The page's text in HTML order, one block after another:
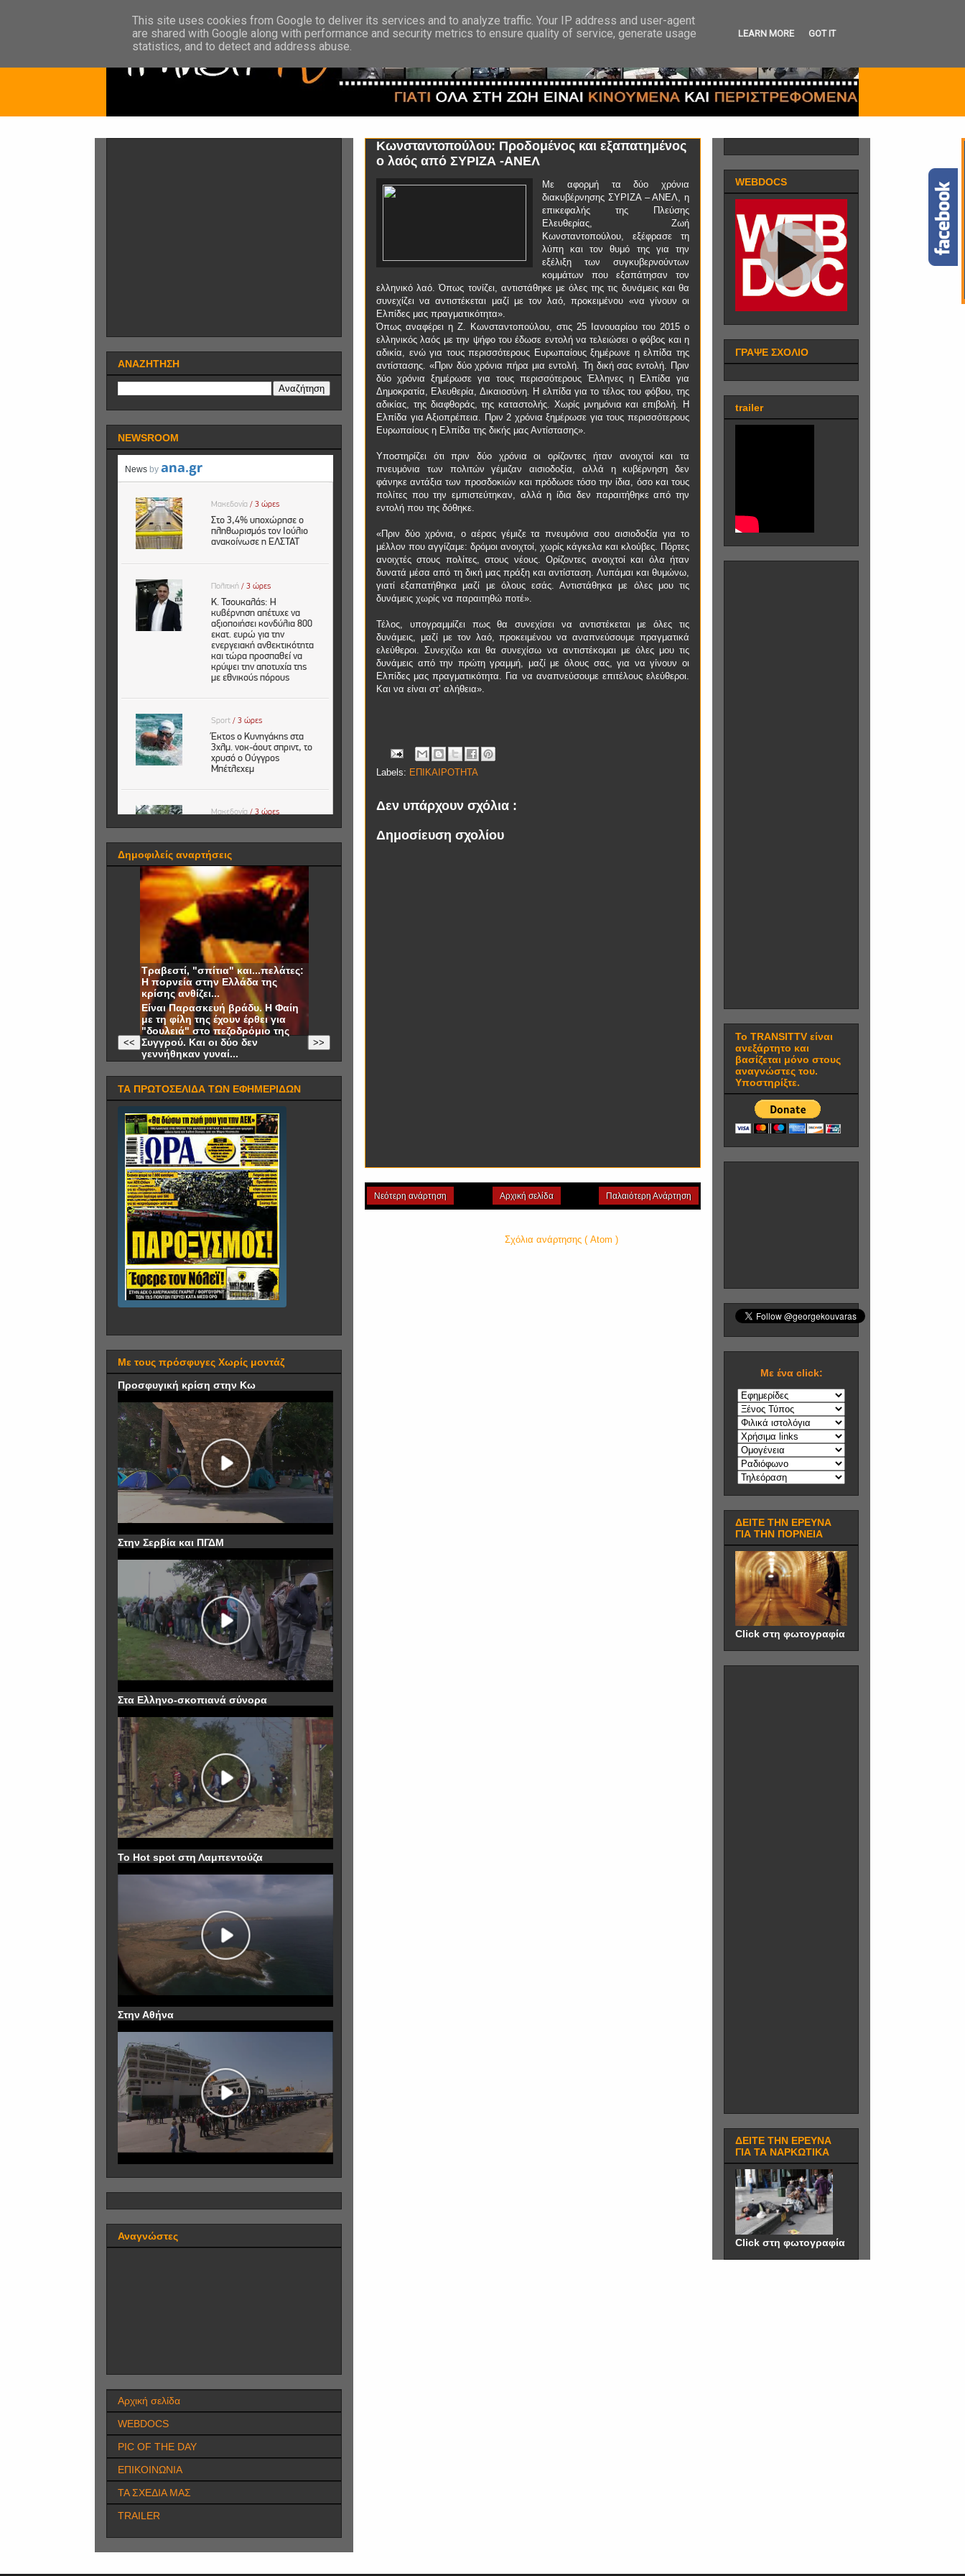
Κωνσταντοπούλου: Προδομένος και εξαπατημένος
ο λαός από ΣΥΡΙΖΑ -ΑΝΕΛ
Με αφορμή τα δύο χρόνια
διακυβέρνησης ΣΥΡΙΖΑ – ΑΝΕΛ, η
επικεφαλής της Πλεύσης
Ελευθερίας, Ζωή
Κωνσταντοπούλου, εξέφρασε τη
λύπη και τον θυμό της για την
εξέλιξη των συγκυβερνούντων
κομμάτων που εξαπάτησαν τον
ελληνικό λαό. Όπως τονίζει, αντιστάθηκε με όλες της τις δυνάμεις και θα
συνεχίζει να αντιστέκεται μαζί με τον λαό, προκειμένου «να γίνουν οι
Ελπίδες μας πραγματικότητα».
Όπως αναφέρει η Ζ. Κωνσταντοπούλου, στις 25 Ιανουαρίου του 2015 ο
ελληνικός λαός με την ψήφο του έδωσε εντολή να τελειώσει ο φόβος και η
αδικία, ενώ για τους περισσότερους Ευρωπαίους ξημέρωνε η ελπίδα της
αντίστασης. «Πριν δύο χρόνια πήρα μια εντολή. Τη δική σας εντολή. Πριν
δύο χρόνια ξημέρωσε για τους περισσότερους Έλληνες η Ελπίδα για
Δημοκρατία, Ελευθερία, Δικαιοσύνη. Η ελπίδα για το τέλος του φόβου, της
αδικίας, της διαφθοράς, της καταστολής. Χωρίς μνημόνια και επιβολή. Η
Ελπίδα για Αξιοπρέπεια. Πριν 2 χρόνια ξημέρωσε για τους περισσότερους
Ευρωπαίους η Ελπίδα της δικής μας Αντίστασης».
Υποστηρίζει ότι πριν δύο χρόνια οι ορίζοντες ήταν ανοιχτοί και τα
πνευμόνια των πολιτών γέμιζαν αισιοδοξία, αλλά η κυβέρνηση δεν
φάνηκε αντάξια των προσδοκιών και πρόδωσε τόσο την ίδια, όσο και τους
πολίτες που την εμπιστεύτηκαν, αλλά η ίδια δεν παραιτήθηκε από την
εντολή που της δόθηκε.
«Πριν δύο χρόνια, ο αέρας γέμιζε τα πνευμόνια σου αισιοδοξία για το
μέλλον που αγγίζαμε: δρόμοι ανοιχτοί, χωρίς κάγκελα και κλούβες. Πόρτες
ανοιχτές στους πολίτες, στους νέους. Ορίζοντες ανοιχτοί και όλα ήταν
δυνατά μέσα από τη δική μας πράξη και αντίσταση. Λυπάμαι και θυμώνω,
γιατί εξαπατήθηκα μαζί με όλους εσάς. Αντιστάθηκα με όλες μου τις
δυνάμεις χωρίς να παραιτηθώ ποτέ».
Τέλος, υπογραμμίζει πως θα συνεχίσει να αντιστέκεται με όλες τις
δυνάμεις, μαζί με τον λαό, προκειμένου να αναπνεύσουμε πραγματικά
ελεύθεροι. Συνεχίζω και θα συνεχίσω να αντιστέκομαι με όλες μου τις
δυνάμεις από την πρώτη γραμμή, μαζί με όλους σας, για να γίνουν οι
Ελπίδες μας πραγματικότητα. Για να αναπνεύσουμε επιτέλους ελεύθεροι.
Και να είναι στ’ αλήθεια».
Labels: ΕΠΙΚΑΙΡΟΤΗΤΑ
Δεν υπάρχουν σχόλια :
Δημοσίευση σχολίου
Νεότερη ανάρτηση Παλαιότερη Ανάρτηση
Αρχική σελίδα
Σχόλια ανάρτησης ( Atom )
ΑΝΑΖΗΤΗΣΗ
NEWSROOM
Δημοφιλείς αναρτήσεις
Τραβεστί, "σπίτια" και...πελάτες:
Η πορνεία στην Ελλάδα της
κρίσης ανθίζει...
Είναι Παρασκευή βράδυ. Η Φαίη
με τη φίλη της έχουν έρθει για
"δουλειά" στο πεζοδρόμιο της
Συγγρού. Και οι δύο δεν
γεννήθηκαν γυναί...
>>
<<
ΤΑ ΠΡΩΤΟΣΕΛΙΔΑ ΤΩΝ ΕΦΗΜΕΡΙΔΩΝ
Με τους πρόσφυγες Χωρίς μοντάζ
Προσφυγική κρίση στην Κω
Στην Σερβία και ΠΓΔΜ
Στα Ελληνο-σκοπιανά σύνορα
To Hot spot στη Λαμπεντούζα
Στην Αθήνα
Αναγνώστες
Αρχική σελίδα
WEBDOCS
PIC OF THE DAY
ΕΠΙΚΟΙΝΩΝΙΑ
ΤΑ ΣΧΕΔΙΑ ΜΑΣ
TRAILER
WEBDOCS
ΓΡΑΨΕ ΣΧΟΛΙΟ
trailer
Το TRANSITTV είναι
ανεξάρτητο και
βασίζεται μόνο στους
αναγνώστες του.
Υποστηρίξτε.
Mε ένα click:
ΔΕΙΤΕ ΤΗΝ ΕΡΕΥΝΑ
ΓΙΑ ΤΗΝ ΠΟΡΝΕΙΑ
Click στη φωτογραφία
ΔΕΙΤΕ ΤΗΝ ΕΡΕΥΝΑ
ΓΙΑ ΤΑ ΝΑΡΚΩΤΙΚΑ
Click στη φωτογραφία
This site uses cookies from Google to deliver its services and to analyze traffic. Your IP address and user-agent
are shared with Google along with performance and security metrics to ensure quality of service, generate usage
statistics, and to detect and address abuse.
LEARN MORE GOT IT